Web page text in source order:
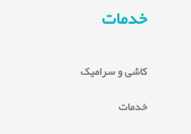
خدمات
کاشی و سرامیک
خدمات